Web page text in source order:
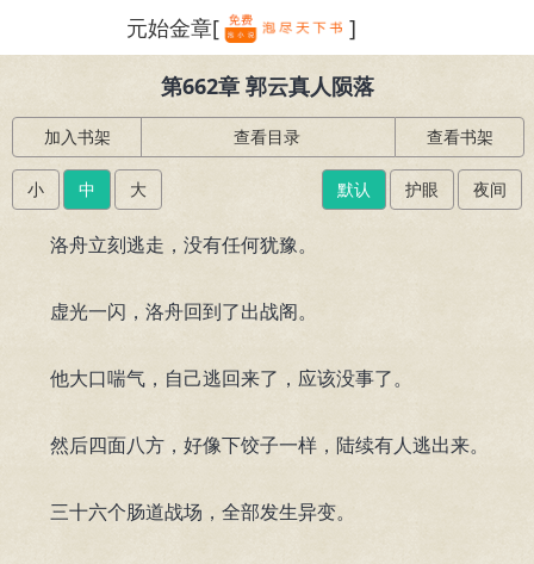
元始金章[ ]
第662章 郭云真人陨落
加入书架 查看目录 查看书架
小 中 大 默认 护眼 夜间
洛舟立刻逃走，没有任何犹豫。
虚光一闪，洛舟回到了出战阁。
他大口喘气，自己逃回来了，应该没事了。
然后四面八方，好像下饺子一样，陆续有人逃出来。
三十六个肠道战场，全部发生异变。